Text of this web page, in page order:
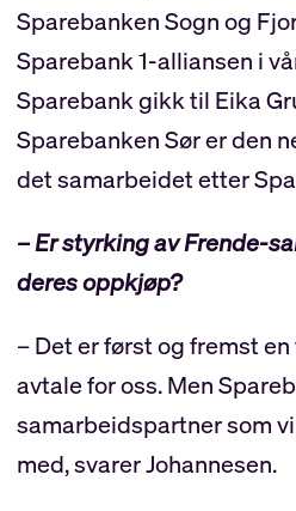
Sparebanken Sogn og
Sparebank 1-alliansen i
Sparebank gikk til Eika
Sparebanken Sør er den
det samarbeidet etter
– Er styrking av Frende-
deres oppkjøp?
– Det er først og fremst
avtale for oss. Men
samarbeidspartner som
med, svarer Johannesen.